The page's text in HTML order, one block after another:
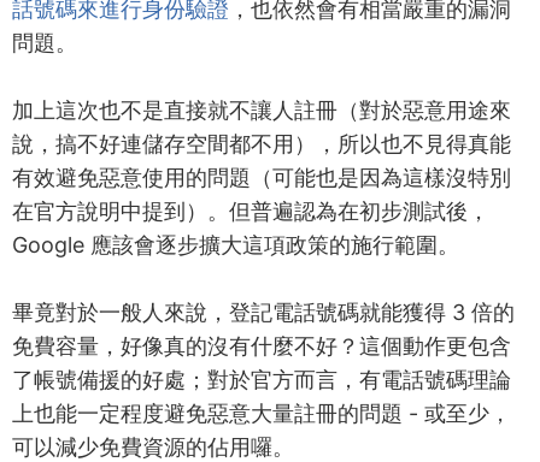
話號碼來進行身份驗證 ，也依然會有相當嚴重的漏洞
問題。
加上這次也不是直接就不讓人註冊（對於惡意用途來
說，搞不好連儲存空間都不用），所以也不見得真能
有效避免惡意使用的問題（可能也是因為這樣沒特別
在官方說明中提到）。但普遍認為在初步測試後，
Google 應該會逐步擴大這項政策的施行範圍。
畢竟對於一般人來說，登記電話號碼就能獲得 3 倍的
免費容量，好像真的沒有什麼不好？這個動作更包含
了帳號備援的好處；對於官方而言，有電話號碼理論
上也能一定程度避免惡意大量註冊的問題 - 或至少，
可以減少免費資源的佔用囉。